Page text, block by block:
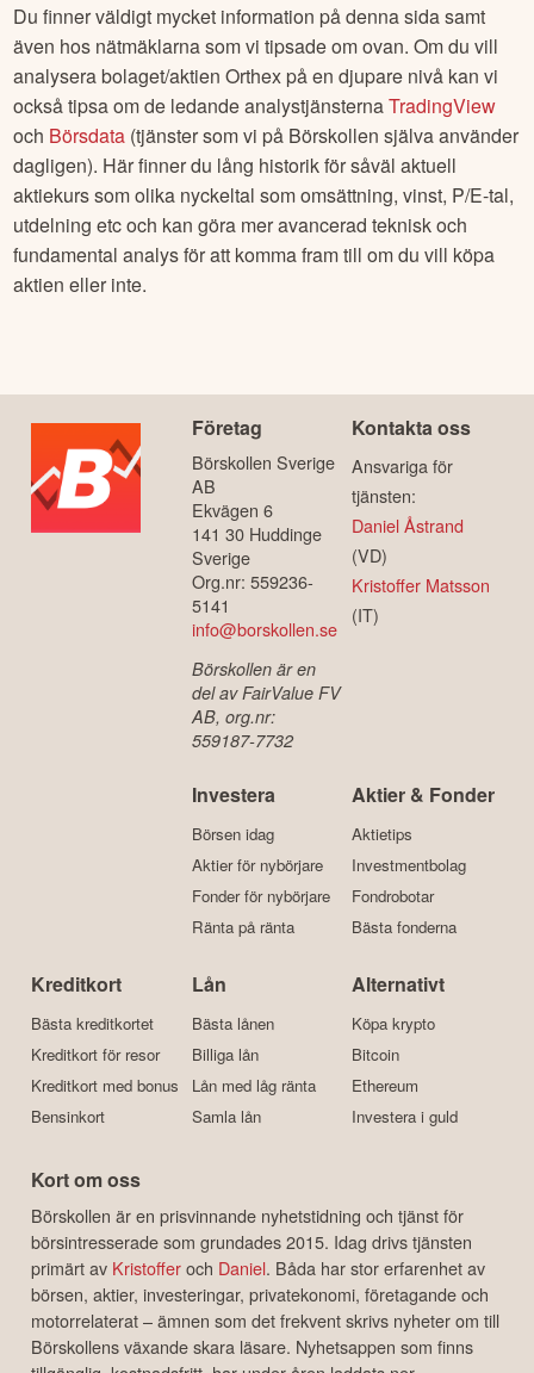
Du finner väldigt mycket information på denna sida samt
även hos nätmäklarna som vi tipsade om ovan. Om du vill
analysera bolaget/aktienOrthex på en djupare nivå kan vi
också tipsa om de ledande analystjänsternaTradingView
och Börsdata (tjänster som vi på Börskollen själva använder
dagligen). Här finner du lång historik för såväl aktuell
aktiekurs som olika nyckeltal som omsättning, vinst, P/E-tal,
utdelning etc och kan göra mer avancerad teknisk och
fundamental analys för att komma fram till om du vill köpa
aktien eller inte.
Företag
Börskollen Sverige
AB
Ekvägen 6
141 30 Huddinge
Sverige
Org.nr: 559236-
5141
info@borskollen.se
Börskollen är en
del av FairValue FV
AB, org.nr:
559187-7732
Kontakta oss
Ansvariga för
tjänsten:
Daniel Åstrand
(VD)
Kristoffer Matsson
(IT)
Investera
Börsen idag
Aktier för nybörjare
Fonder för nybörjare
Ränta på ränta
Aktier & Fonder
Aktietips
Investmentbolag
Fondrobotar
Bästa fonderna
Kreditkort
Bästa kreditkortet
Kreditkort för resor
Kreditkort med bonus
Bensinkort
Lån
Bästa lånen
Billiga lån
Lån med låg ränta
Samla lån
Alternativt
Köpa krypto
Bitcoin
Ethereum
Investera i guld
Kort om oss
Börskollen är en prisvinnande nyhetstidning och tjänst för
börsintresserade som grundades 2015. Idag drivs tjänsten
primärt av Kristofferoch Daniel. Båda har stor erfarenhet av
börsen, aktier, investeringar, privatekonomi, företagande och
motorrelaterat – ämnen som det frekvent skrivs nyheter om till
Börskollens växande skara läsare. Nyhetsappen som finns